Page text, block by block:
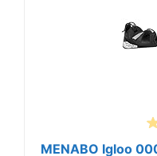
MENABO Igloo